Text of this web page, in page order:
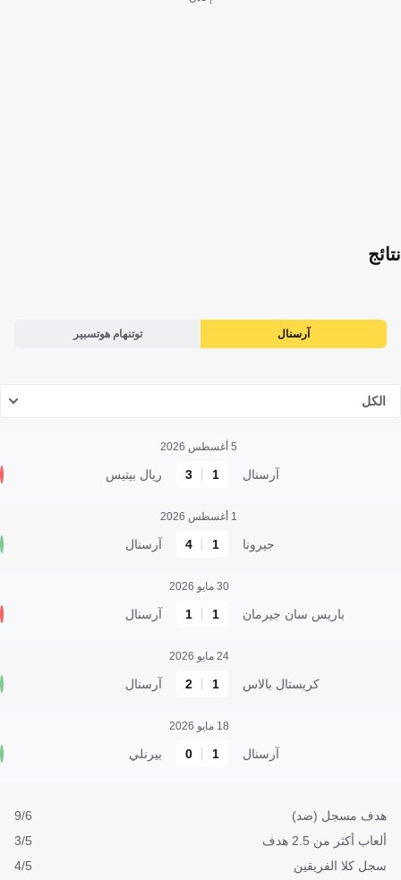
نتائج
آرسنال توتنهام هوتسبير
الكل
5 أغسطس 2026
آرسنال 1
3 ريال بيتيس
1 أغسطس 2026
جيرونا 1
4 آرسنال
30 مايو 2026
باريس سان جيرمان 1
1 آرسنال
24 مايو 2026
كريستال بالاس 1
2 آرسنال
18 مايو 2026
آرسنال 1
0 بيرنلي
هدف مسجل (ضد)
9/6
ألعاب أكثر من 2.5 هدف
3/5
سجل كلا الفريقين
4/5